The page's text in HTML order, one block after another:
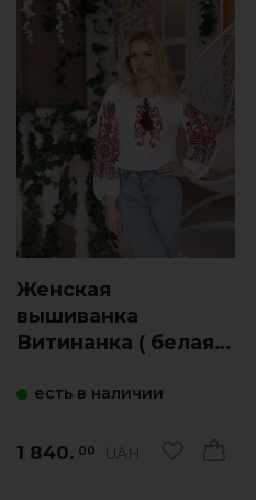
Женская
вышиванка
Витинанка ( белая с
есть в наличии
1 840. 00 UAH